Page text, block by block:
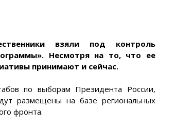
взяли под контроль
Несмотря на то, что ее
принимают и сейчас.
по выборам Президента России,
размещены на базе региональных
фронта.